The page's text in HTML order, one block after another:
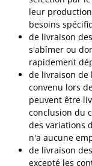
leur
besoins
de livraison
s'abîmer ou
rapidement
de livraison de
convenu lors
peuvent être
conclusion du
des variations
n'a aucune
de livraison
excepté les